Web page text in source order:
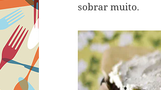
sobrar muito.